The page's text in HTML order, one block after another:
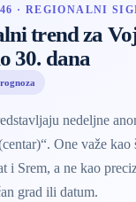
· REGIONALNI
trend za
30. dana
nedeljne
One važe kao
i Srem, a ne kao
grad ili datum.